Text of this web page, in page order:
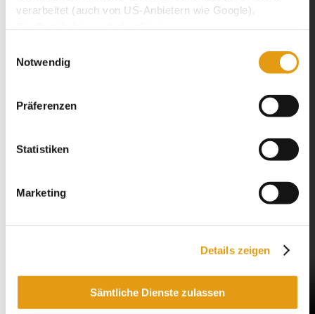
verarbeitet (auch von US-Anbietern wie Google).
Sie können Ihre jeweilige Einwilligung jederzeit durch
Klick auf das Consent-Widget links unten widerrufen.
Notwendig
Präferenzen
Statistiken
Marketing
Details zeigen
Sämtliche Dienste zulassen